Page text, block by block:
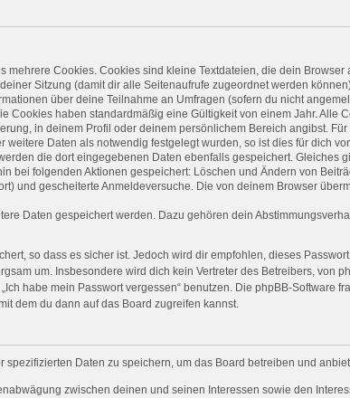
mehrere Cookies. Cookies sind kleine Textdateien, die dein
Sitzung (damit dir alle Seitenaufrufe zugeordnet werden
über deine Teilnahme an Umfragen (sofern du nicht
haben standardmäßig eine Gültigkeit von einem Jahr. Alle
in deinem Profil oder deinem persönlichem Bereich angibst.
Daten als notwendig festgelegt wurden, so ist dies für dich
die dort eingegebenen Daten ebenfalls gespeichert. Gleiches
bei folgenden Aktionen gespeichert: Löschen und Ändern von
und gescheiterte Anmeldeversuche. Die von deinem Browser
Daten gespeichert werden. Dazu gehören dein
so dass es sicher ist. Jedoch wird dir empfohlen, dieses
um. Insbesondere wird dich kein Vertreter des Betreibers, von
habe mein Passwort vergessen“ benutzen. Die phpBB-Software
dem du dann auf das Board zugreifen kannst.
Daten zu speichern, um das Board betreiben und
zwischen deinen und seinen Interessen sowie den